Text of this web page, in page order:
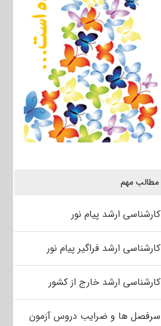
مطالب مهم
کارشناسی ارشد پیام نور
کارشناسی ارشد فراگیر پیام نور
کارشناسی ارشد خارج از کشور
سرفصل ها و ضرایب دروس آزمون